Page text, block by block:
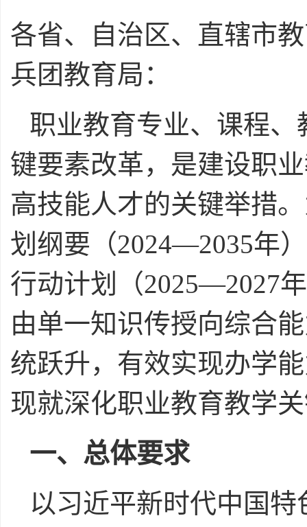
各省、自治区、直辖市
兵团教育局：
职业教育专业、课程
键要素改革，是建设职
高技能人才的关键举措
划纲要（2024—2035年
行动计划（2025—2027
由单一知识传授向综合
统跃升，有效实现办学
现就深化职业教育教学
一、总体要求
以习近平新时代中国